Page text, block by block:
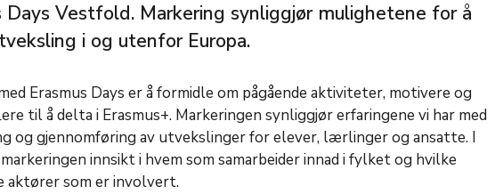
Days Vestfold. Markering synliggjør mulighetene for å
i og utenfor Europa.
Erasmus Days er å formidle om pågående aktiviteter, motivere og
til å delta i Erasmus+. Markeringen synliggjør erfaringene vi har med
og gjennomføring av utvekslinger for elever, lærlinger og ansatte. I
innsikt i hvem som samarbeider innad i fylket og hvilke
aktører som er involvert.